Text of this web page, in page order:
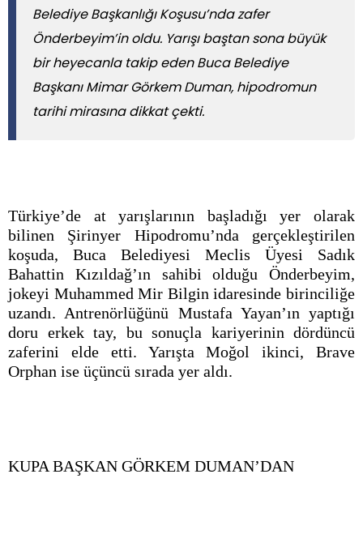
Belediye Başkanlığı Koşusu’nda zafer
Önderbeyim’in oldu. Yarışı baştan sona büyük
bir heyecanla takip eden Buca Belediye
Başkanı Mimar Görkem Duman, hipodromun
tarihi mirasına dikkat çekti.
Türkiye’de at yarışlarının başladığı yer olarak
bilinen Şirinyer Hipodromu’nda gerçekleştirilen
koşuda, Buca Belediyesi Meclis Üyesi Sadık
Bahattin Kızıldağ’ın sahibi olduğu Önderbeyim,
jokeyi Muhammed Mir Bilgin idaresinde birinciliğe
uzandı. Antrenörlüğünü Mustafa Yayan’ın yaptığı
doru erkek tay, bu sonuçla kariyerinin dördüncü
zaferini elde etti. Yarışta Moğol ikinci, Brave
Orphan ise üçüncü sırada yer aldı.
KUPA BAŞKAN GÖRKEM DUMAN’DAN